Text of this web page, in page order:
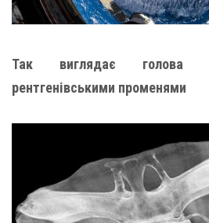
Так виглядає голова
рентгенівськими променями